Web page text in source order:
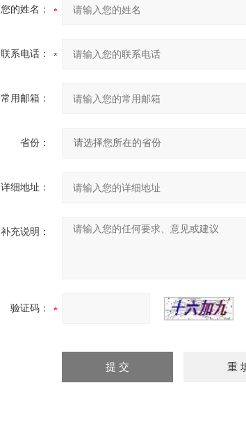
您的姓名：
联系电话：
常用邮箱：
省份：
详细地址：
补充说明：
验证码：